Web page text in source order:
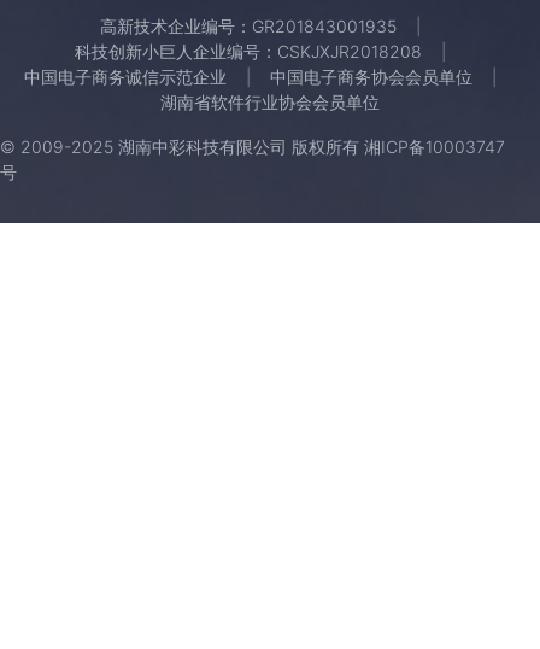
高新技术企业编号：GR201843001935
科技创新小巨人企业编号：CSKJXJR2018208
中国电子商务诚信示范企业
中国电子商务协会会员单位
湖南省软件行业协会会员单位
© 2009-2025 湖南中彩科技有限公司 版权所有 湘ICP备10003747
号